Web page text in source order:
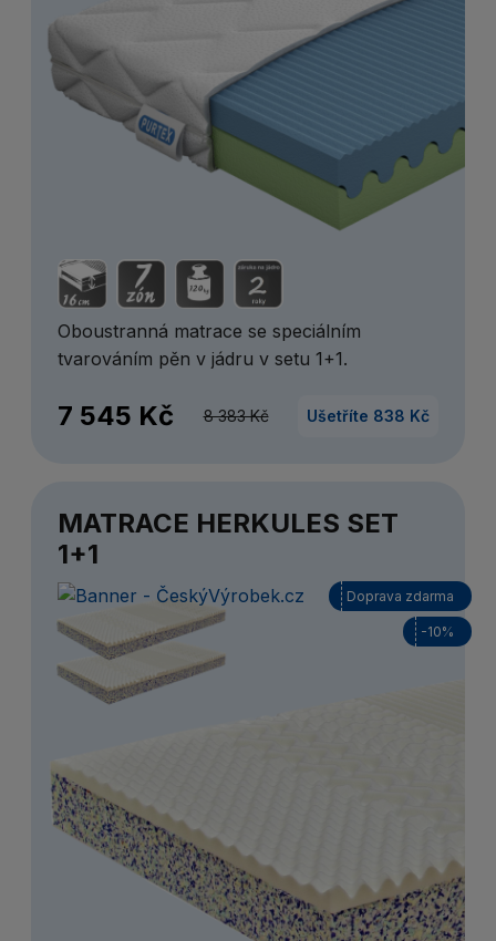
Oboustranná matrace se speciálním
tvarováním pěn v jádru v setu 1+1.
7 545 Kč 8 383 Kč Ušetříte 838 Kč
MATRACE HERKULES SET
1+1
-10%
Doprava zdarma